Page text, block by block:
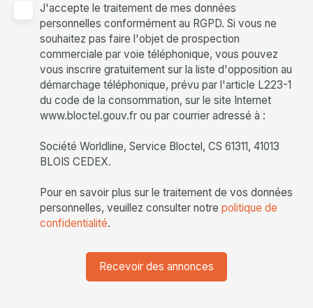
J'accepte le traitement de mes données
personnelles conformément au RGPD. Si vous ne
souhaitez pas faire l'objet de prospection
commerciale par voie téléphonique, vous pouvez
vous inscrire gratuitement sur la liste d'opposition au
démarchage téléphonique, prévu par l'article L223-1
du code de la consommation, sur le site Internet
www.bloctel.gouv.fr ou par courrier adressé à :
Société Worldline, Service Bloctel, CS 61311, 41013
BLOIS CEDEX.
Pour en savoir plus sur le traitement de vos données
personnelles, veuillez consulter notre politique de
confidentialité.
Recevoir des annonces